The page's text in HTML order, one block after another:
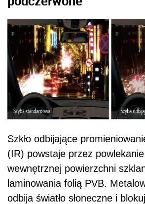
Szkło odbijające
(IR) powstaje przez
wewnętrznej powierzchni
laminowania folią PVB.
odbija światło słoneczne i